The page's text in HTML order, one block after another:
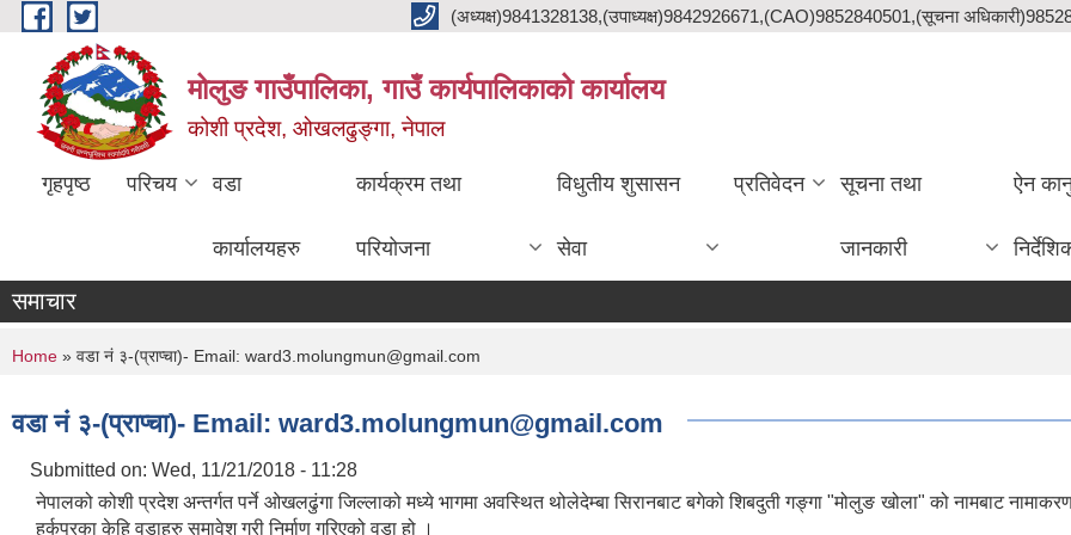
Skip to main content (अध्यक्ष)9841328138,(उपाध्यक्ष)9842926671,(CAO)9852840501,(सूचना
मोलुङ गाउँपालिका, गाउँ कार्यपालिकाको कार्यालय
कोशी प्रदेश, ओखलढुङ्गा, नेपाल
गृहपृष्ठ परिचय वडा
कार्यालयहरु
कार्यक्रम तथा
परियोजना
विधुतीय शुसासन
सेवा
प्रतिवेदन सूचना तथा
जानकारी
ऐन
समाचार
You are here
Home » वडा नं ३-(प्राप्चा)- Email: ward3.molungmun@gmail.com
वडा नं ३-(प्राप्चा)- Email: ward3.molungmun@gmail.com
Submitted on: Wed, 11/21/2018 - 11:28
नेपालको कोशी प्रदेश अन्तर्गत पर्ने ओखलढुंगा जिल्लाको मध्ये भागमा अवस्थित थोलेदेम्बा सिरानबाट बगेको शिबदुती गङ्गा "मोलुङ खोला" को नामबाट
हर्कपुरका केहि वडाहरु समावेश गरी निर्माण गरिएको वडा हो ।